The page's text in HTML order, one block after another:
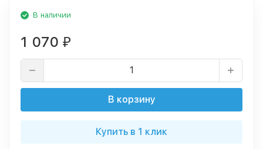
В наличии
1 070 ₽
В корзину
Купить в 1 клик